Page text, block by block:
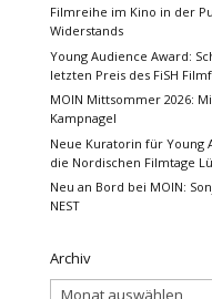
Filmreihe im Kino in der
Widerstands
Young Audience Award:
letzten Preis des FiSH
MOIN Mittsommer 2026:
Kampnagel
Neue Kuratorin für Young
die Nordischen Filmtage
Neu an Bord bei MOIN:
NEST
Archiv
Archiv